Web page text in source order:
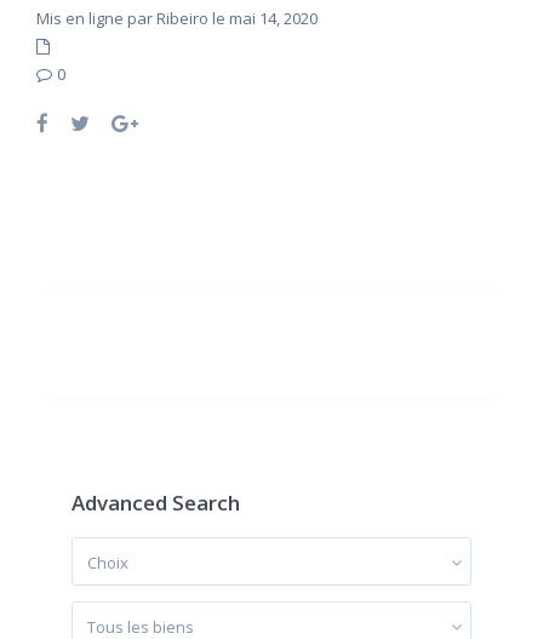
Mis en ligne par Ribeiro le mai 14, 2020
0
Advanced Search
Choix
Tous les biens